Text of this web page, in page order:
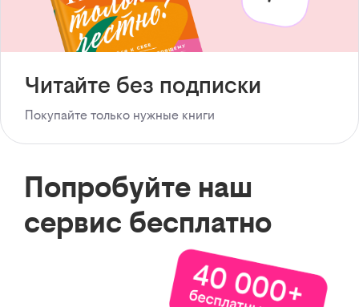
Читайте без подписки
Покупайте только нужные книги
Попробуйте наш
сервис бесплатно